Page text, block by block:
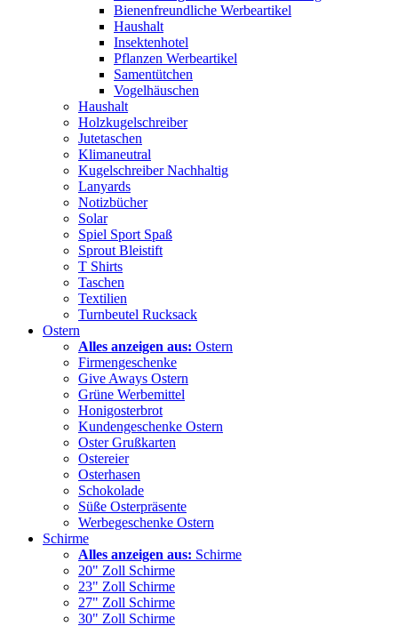
Bienenfreundliche Werbeartikel
Haushalt
Insektenhotel
Pflanzen Werbeartikel
Samentütchen
Vogelhäuschen
Haushalt
Holzkugelschreiber
Jutetaschen
Klimaneutral
Kugelschreiber Nachhaltig
Lanyards
Notizbücher
Solar
Spiel Sport Spaß
Sprout Bleistift
T Shirts
Taschen
Textilien
Turnbeutel Rucksack
Ostern
Alles anzeigen aus: Ostern
Firmengeschenke
Give Aways Ostern
Grüne Werbemittel
Honigosterbrot
Kundengeschenke Ostern
Oster Grußkarten
Ostereier
Osterhasen
Schokolade
Süße Osterpräsente
Werbegeschenke Ostern
Schirme
Alles anzeigen aus: Schirme
20" Zoll Schirme
23" Zoll Schirme
27" Zoll Schirme
30" Zoll Schirme